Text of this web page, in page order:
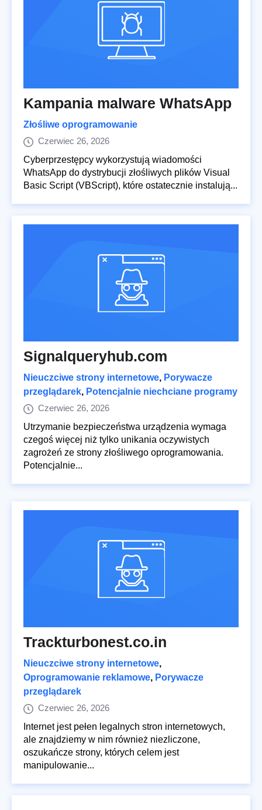
Kampania malware WhatsApp
Złośliwe oprogramowanie
Czerwiec 26, 2026
Cyberprzestępcy wykorzystują wiadomości
WhatsApp do dystrybucji złośliwych plików Visual
Basic Script (VBScript), które ostatecznie instalują...
Signalqueryhub.com
Nieuczciwe strony internetowe, Porywacze
przeglądarek, Potencjalnie niechciane programy
Czerwiec 26, 2026
Utrzymanie bezpieczeństwa urządzenia wymaga
czegoś więcej niż tylko unikania oczywistych
zagrożeń ze strony złośliwego oprogramowania.
Potencjalnie...
Trackturbonest.co.in
Nieuczciwe strony internetowe,
Oprogramowanie reklamowe, Porywacze
przeglądarek
Czerwiec 26, 2026
Internet jest pełen legalnych stron internetowych,
ale znajdziemy w nim również niezliczone,
oszukańcze strony, których celem jest
manipulowanie...